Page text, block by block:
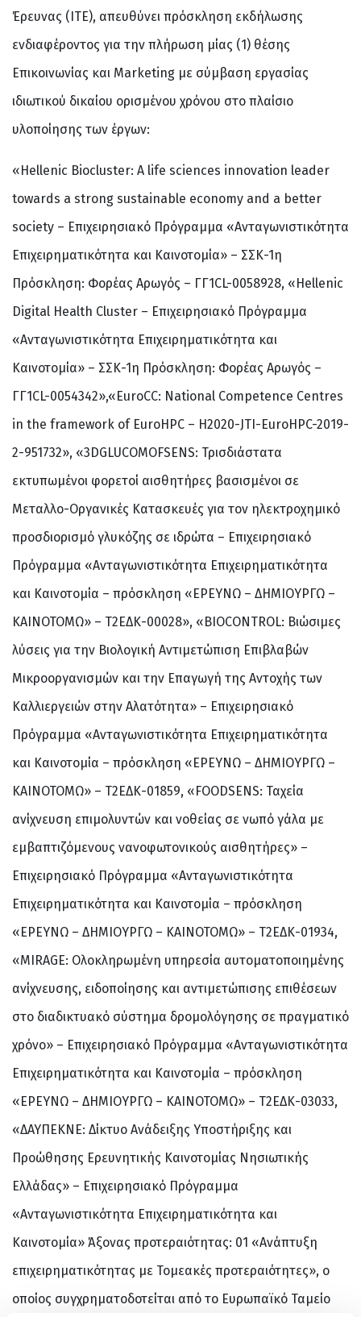
Έρευνας (ΙΤΕ), απευθύνει πρόσκληση εκδήλωσης
ενδιαφέροντος για την πλήρωση μίας (1) θέσης
Επικοινωνίας και Marketing με σύμβαση εργασίας
ιδιωτικού δικαίου ορισμένου χρόνου στο πλαίσιο
υλοποίησης των έργων:
«Hellenic Biocluster: A life sciences innovation leader
towards a strong sustainable economy and a better
society – Επιχειρησιακό Πρόγραμμα «Ανταγωνιστικότητα
Επιχειρηματικότητα και Καινοτομία» – ΣΣΚ-1η
Πρόσκληση: Φορέας Αρωγός – ΓΓ1CL-0058928, «Hellenic
Digital Health Cluster – Επιχειρησιακό Πρόγραμμα
«Ανταγωνιστικότητα Επιχειρηματικότητα και
Καινοτομία» – ΣΣΚ-1η Πρόσκληση: Φορέας Αρωγός –
ΓΓ1CL-0054342»,«EuroCC: National Competence Centres
in the framework of EuroHPC – H2020-JTI-EuroHPC-2019-
2-951732», «3DGLUCOMOFSENS: Τρισδιάστατα
εκτυπωμένοι φορετοί αισθητήρες βασισμένοι σε
Μεταλλο-Οργανικές Κατασκευές για τον ηλεκτροχημικό
προσδιορισμό γλυκόζης σε ιδρώτα – Επιχειρησιακό
Πρόγραμμα «Ανταγωνιστικότητα Επιχειρηματικότητα
και Καινοτομία – πρόσκληση «ΕΡΕΥΝΩ – ΔΗΜΙΟΥΡΓΩ –
ΚΑΙΝΟΤΟΜΩ» – Τ2ΕΔΚ-00028», «BIOCONTROL: Βιώσιμες
λύσεις για την Βιολογική Αντιμετώπιση Επιβλαβών
Μικροοργανισμών και την Επαγωγή της Αντοχής των
Καλλιεργειών στην Αλατότητα» – Επιχειρησιακό
Πρόγραμμα «Ανταγωνιστικότητα Επιχειρηματικότητα
και Καινοτομία – πρόσκληση «ΕΡΕΥΝΩ – ΔΗΜΙΟΥΡΓΩ –
ΚΑΙΝΟΤΟΜΩ» – Τ2ΕΔΚ-01859, «FOODSENS: Ταχεία
ανίχνευση επιμολυντών και νοθείας σε νωπό γάλα με
εμβαπτιζόμενους νανοφωτονικούς αισθητήρες» –
Επιχειρησιακό Πρόγραμμα «Ανταγωνιστικότητα
Επιχειρηματικότητα και Καινοτομία – πρόσκληση
«ΕΡΕΥΝΩ – ΔΗΜΙΟΥΡΓΩ – ΚΑΙΝΟΤΟΜΩ» – Τ2ΕΔΚ-01934,
«MIRAGE: Ολοκληρωμένη υπηρεσία αυτοματοποιημένης
ανίχνευσης, ειδοποίησης και αντιμετώπισης επιθέσεων
στο διαδικτυακό σύστημα δρομολόγησης σε πραγματικό
χρόνο» – Επιχειρησιακό Πρόγραμμα «Ανταγωνιστικότητα
Επιχειρηματικότητα και Καινοτομία – πρόσκληση
«ΕΡΕΥΝΩ – ΔΗΜΙΟΥΡΓΩ – ΚΑΙΝΟΤΟΜΩ» – Τ2ΕΔΚ-03033,
«ΔΑΥΠΕΚΝΕ: Δίκτυο Ανάδειξης Υποστήριξης και
Προώθησης Ερευνητικής Καινοτομίας Νησιωτικής
Ελλάδας» – Επιχειρησιακό Πρόγραμμα
«Ανταγωνιστικότητα Επιχειρηματικότητα και
Καινοτομία» Άξονας προτεραιότητας: 01 «Ανάπτυξη
επιχειρηματικότητας με Τομεακές προτεραιότητες», ο
οποίος συγχρηματοδοτείται από το Ευρωπαϊκό Ταμείο